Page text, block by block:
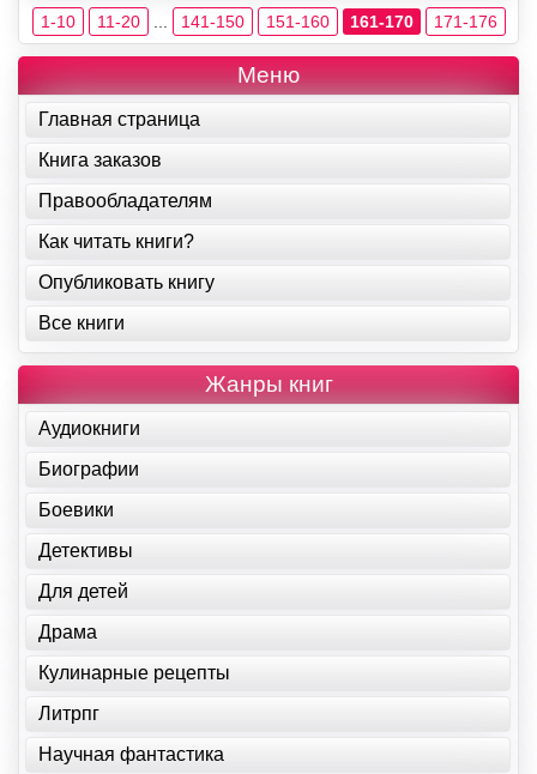
1-10 11-20 141-150 151-160 161-170 171-176
Меню
Главная страница
Книга заказов
Правообладателям
Как читать книги?
Опубликовать книгу
Все книги
Жанры книг
Аудиокниги
Биографии
Боевики
Детективы
Для детей
Драма
Кулинарные рецепты
Литрпг
Научная фантастика